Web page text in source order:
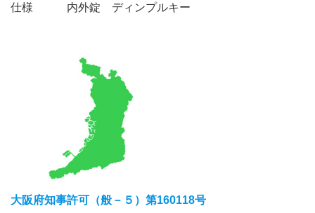
仕様 内外錠 ディンプルキー
大阪府知事許可（般－５）第160118号